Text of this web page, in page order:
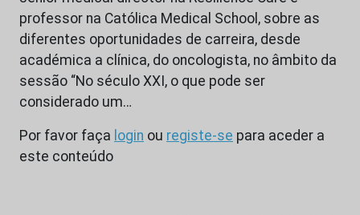
professor na Católica Medical School, sobre as
diferentes oportunidades de carreira, desde
académica a clínica, do oncologista, no âmbito da
sessão “No século XXI, o que pode ser
considerado um…
Por favor faça login ou registe-se para aceder a
este conteúdo